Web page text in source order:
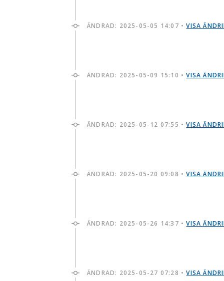
ÄNDRAD: 2025-05-05 14:07 •VISA
ÄNDRAD: 2025-05-09 15:10 •VISA
ÄNDRAD: 2025-05-12 07:55 •VISA
ÄNDRAD: 2025-05-20 09:08 •VISA
ÄNDRAD: 2025-05-26 14:37 •VISA
ÄNDRAD: 2025-05-27 07:28 •VISA